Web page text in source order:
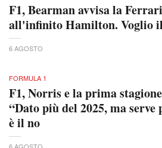
F1, Bearman avvisa la
all'infinito Hamilton. Voglio
6 AGOSTO
FORMULA 1
F1, Norris e la prima
“Dato più del 2025, ma
è il no